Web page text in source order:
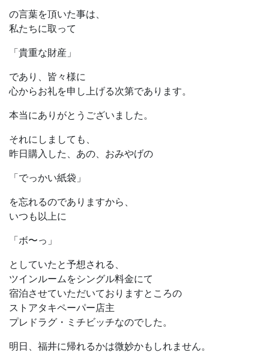
の言葉を頂いた事は、
私たちに取って
「貴重な財産」
であり、皆々様に
心からお礼を申し上げる次第であります。
本当にありがとうございました。
それにしましても、
昨日購入した、あの、おみやげの
「でっかい紙袋」
を忘れるのでありますから、
いつも以上に
「ボ〜っ」
としていたと予想される、
ツインルームをシングル料金にて
宿泊させていただいておりますところの
ストアタキペーパー店主
プレドラグ・ミチビッチなのでした。
明日、福井に帰れるかは微妙かもしれません。